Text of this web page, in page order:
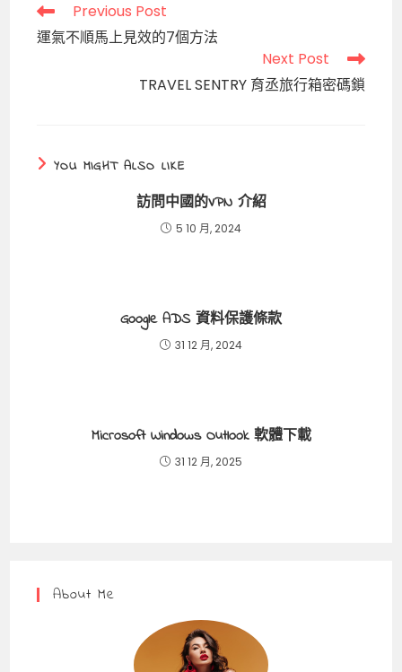
Read
more
articles
Previous Post
運氣不順馬上見效的7個方法
Next Post
TRAVEL SENTRY 育丞旅行箱密碼鎖
YOU MIGHT ALSO LIKE
訪問中國的VPN 介紹
5 10 月, 2024
Google ADS 資料保護條款
31 12 月, 2024
Microsoft Windows Outlook 軟體下載
31 12 月, 2025
About Me